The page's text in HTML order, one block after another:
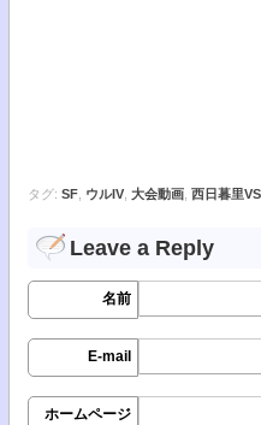
タグ: SF ウルIV 大会動画 西日暮里VS
Leave a Reply
名前
E-mail
ホームページ